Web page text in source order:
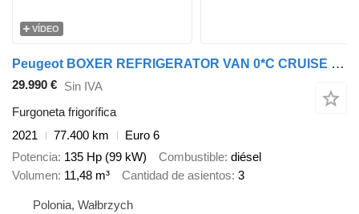
VÍDEO
Peugeot BOXER REFRIGERATOR VAN 0*C CRUISE CONTROL NAVIGATION AIR CONDITI
29.990 € Sin IVA
Furgoneta frigorífica
2021
77.400 km
Euro 6
Potencia 135 Hp (99 kW) Combustible diésel
Volumen 11,48 m³ Cantidad de asientos 3
Polonia, Wałbrzych